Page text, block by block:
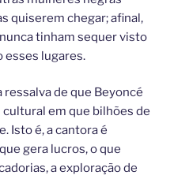
quiserem chegar; afinal,
tinham sequer visto
esses lugares.
de que Beyoncé
em que bilhões de
Isto é, a cantora é
gera lucros, o que
a exploração de